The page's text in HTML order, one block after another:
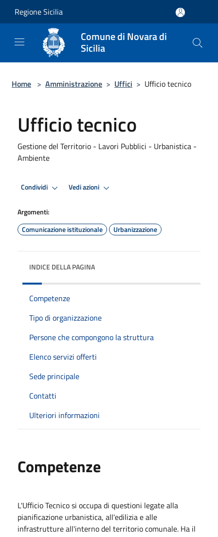
Regione Sicilia
Comune di Novara di
Sicilia
Home > Amministrazione > Uffici > Ufficio tecnico
Ufficio tecnico
Gestione del Territorio - Lavori Pubblici - Urbanistica -
Ambiente
Condividi Vedi azioni
Argomenti:
Comunicazione istituzionale
Urbanizzazione
INDICE DELLA PAGINA
Competenze
Tipo di organizzazione
Persone che compongono la struttura
Elenco servizi offerti
Sede principale
Contatti
Ulteriori informazioni
Competenze
L'Ufficio Tecnico si occupa di questioni legate alla
pianificazione urbanistica, all'edilizia e alle
infrastrutture all'interno del territorio comunale. Ha il